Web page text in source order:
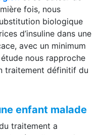
fois, nous
biologique
d’insuline dans une
avec un minimum
nous rapproche
traitement définitif du
enfant malade
traitement a